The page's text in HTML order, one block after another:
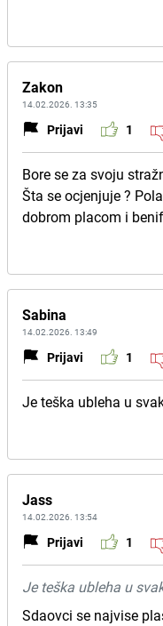
Zakon
14.02.2026. 13:35
Prijavi 1
Bore se za svoju
Šta se ocjenjuje ?
dobrom placom i
Sabina
14.02.2026. 13:49
Prijavi 1
Je teška ubleha u
Jass
14.02.2026. 13:54
Prijavi 1
Je teška ubleha u
Sdaovci se najvise